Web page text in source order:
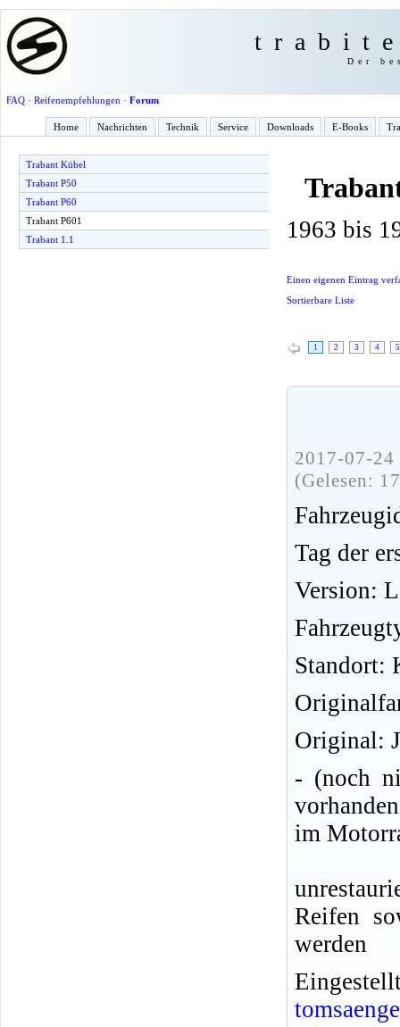
Der
FAQ· Reifenempfehlungen · Forum
Home Nachrichten Technik Service Downloads E-Books
Trabant Kübel
Trabant P50
Trabant P60
Trabant P601
Trabant 1.1
1963 bis
Einen eigenen Eintrag
Sortierbare Liste
1 2 3 4 5
2017-07-
(Gelesen:
Tag der
Version:
Standort:
Original:
- (noch
im
Reifen
werden